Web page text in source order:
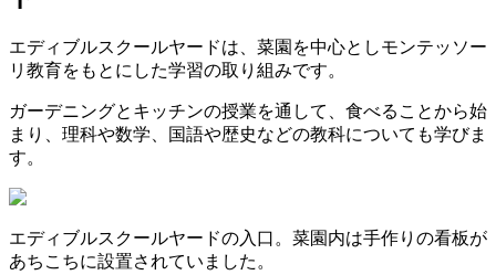
エディブルスクールヤードは、菜園を中心としモンテッソー
リ教育をもとにした学習の取り組みです。
ガーデニングとキッチンの授業を通して、食べることから始
まり、理科や数学、国語や歴史などの教科についても学びま
す。
エディブルスクールヤードの入口。菜園内は手作りの看板が
あちこちに設置されていました。